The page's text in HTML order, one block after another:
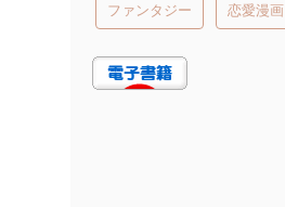
ファンタジー 恋愛漫画